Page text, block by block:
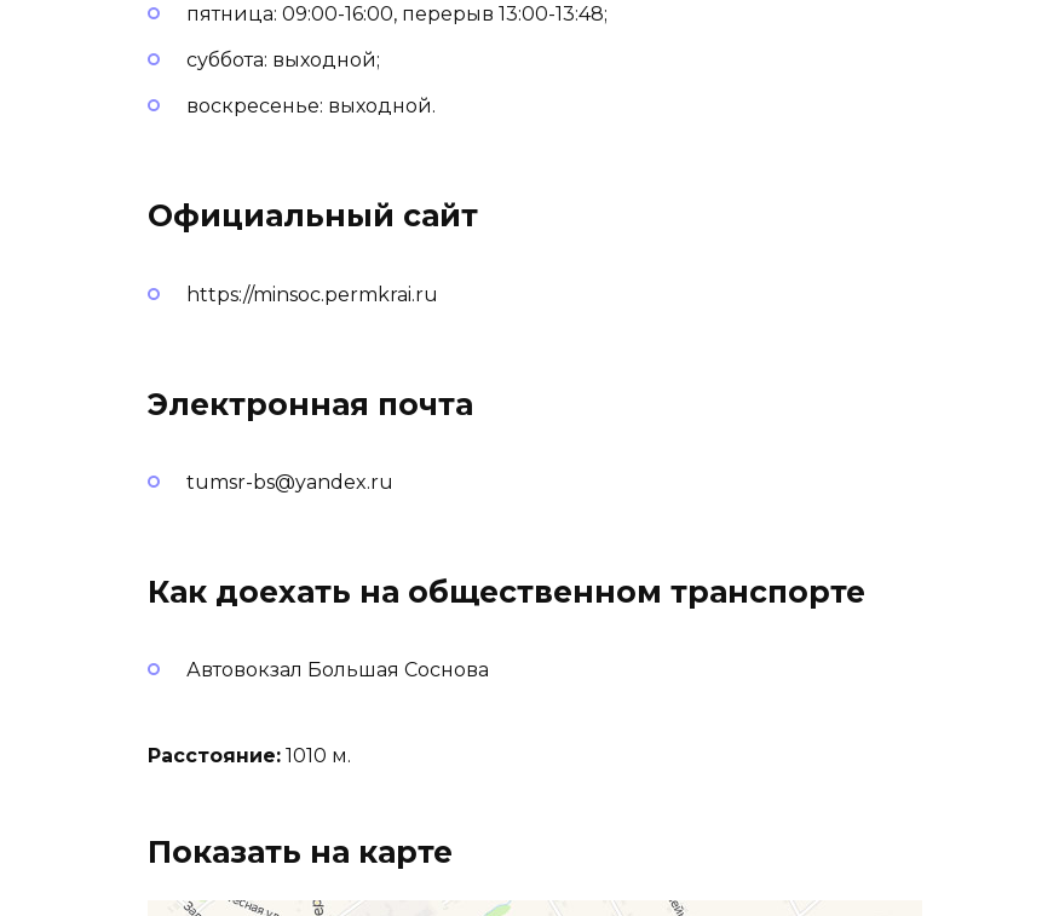
пятница: 09:00-16:00, перерыв 13:00-13:48;
суббота: выходной;
воскресенье: выходной.
Официальный сайт
https://minsoc.permkrai.ru
Электронная почта
tumsr-bs@yandex.ru
Как доехать на общественном транспорте
Автовокзал Большая Соснова
Расстояние: 1010 м.
Показать на карте